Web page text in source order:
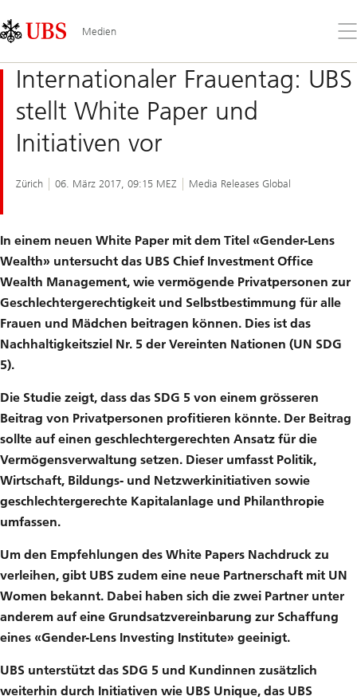
Links
Area
Medien
Sie
Internationaler Frauentag: UBS
stellt White Paper und
Initiativen vor
Zürich 06. März 2017, 09:15 MEZ Media Releases Global
In einem neuen White Paper mit dem Titel «Gender-Lens
Wealth» untersucht das UBS Chief Investment Office
Wealth Management, wie vermögende Privatpersonen zur
Geschlechtergerechtigkeit und Selbstbestimmung für alle
Frauen und Mädchen beitragen können. Dies ist das
Nachhaltigkeitsziel Nr. 5 der Vereinten Nationen (UN SDG
5).
Die Studie zeigt, dass das SDG 5 von einem grösseren
Beitrag von Privatpersonen profitieren könnte. Der Beitrag
sollte auf einen geschlechtergerechten Ansatz für die
Vermögensverwaltung setzen. Dieser umfasst Politik,
Wirtschaft, Bildungs- und Netzwerkinitiativen sowie
geschlechtergerechte Kapitalanlage und Philanthropie
umfassen.
Um den Empfehlungen des White Papers Nachdruck zu
verleihen, gibt UBS zudem eine neue Partnerschaft mit UN
Women bekannt. Dabei haben sich die zwei Partner unter
anderem auf eine Grundsatzvereinbarung zur Schaffung
eines «Gender-Lens Investing Institute» geeinigt.
UBS unterstützt das SDG 5 und Kundinnen zusätzlich
weiterhin durch Initiativen wie UBS Unique, das UBS